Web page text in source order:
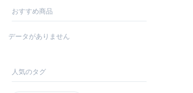
おすすめ商品
データがありません
人気のタグ